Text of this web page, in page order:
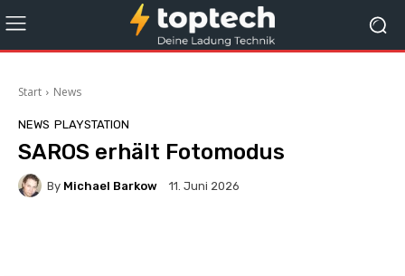
Start News
NEWS PLAYSTATION
SAROS erhält Fotomodus
By Michael Barkow 11. Juni 2026